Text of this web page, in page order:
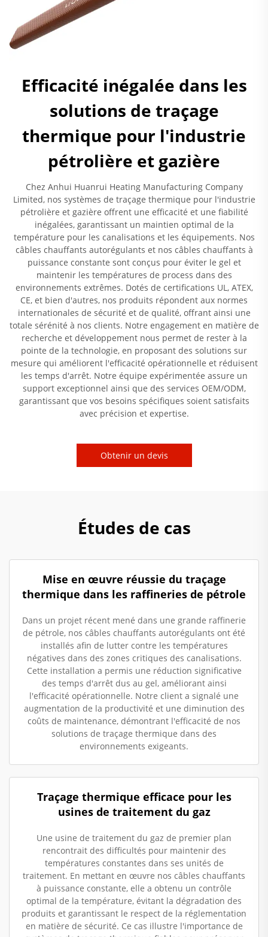
Efficacité inégalée dans les
solutions de traçage
thermique pour l'industrie
pétrolière et gazière
Chez Anhui Huanrui Heating Manufacturing Company
Limited, nos systèmes de traçage thermique pour l'industrie
pétrolière et gazière offrent une efficacité et une fiabilité
inégalées, garantissant un maintien optimal de la
température pour les canalisations et les équipements. Nos
câbles chauffants autorégulants et nos câbles chauffants à
puissance constante sont conçus pour éviter le gel et
maintenir les températures de process dans des
environnements extrêmes. Dotés de certifications UL, ATEX,
CE, et bien d'autres, nos produits répondent aux normes
internationales de sécurité et de qualité, offrant ainsi une
totale sérénité à nos clients. Notre engagement en matière de
recherche et développement nous permet de rester à la
pointe de la technologie, en proposant des solutions sur
mesure qui améliorent l'efficacité opérationnelle et réduisent
les temps d'arrêt. Notre équipe expérimentée assure un
support exceptionnel ainsi que des services OEM/ODM,
garantissant que vos besoins spécifiques soient satisfaits
avec précision et expertise.
Obtenir un devis
Études de cas
Mise en œuvre réussie du traçage
thermique dans les raffineries de pétrole
Dans un projet récent mené dans une grande raffinerie
de pétrole, nos câbles chauffants autorégulants ont été
installés afin de lutter contre les températures
négatives dans des zones critiques des canalisations.
Cette installation a permis une réduction significative
des temps d'arrêt dus au gel, améliorant ainsi
l'efficacité opérationnelle. Notre client a signalé une
augmentation de la productivité et une diminution des
coûts de maintenance, démontrant l'efficacité de nos
solutions de traçage thermique dans des
environnements exigeants.
Traçage thermique efficace pour les
usines de traitement du gaz
Une usine de traitement du gaz de premier plan
rencontrait des difficultés pour maintenir des
températures constantes dans ses unités de
traitement. En mettant en œuvre nos câbles chauffants
à puissance constante, elle a obtenu un contrôle
optimal de la température, évitant la dégradation des
produits et garantissant le respect de la réglementation
en matière de sécurité. Ce cas illustre l'importance de